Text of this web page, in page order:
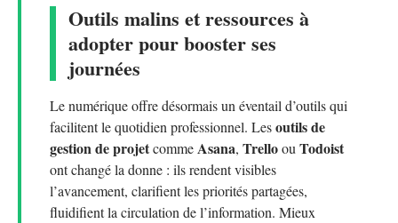
Outils malins et ressources à
adopter pour booster ses
journées
Le numérique offre désormais un éventail d’outils qui
facilitent le quotidien professionnel. Lesoutils de
gestion de projetcommeAsana, Trelloou Todoist
ont changé la donne : ils rendent visibles
l’avancement, clarifient les priorités partagées,
fluidifient la circulation de l’information. Mieux